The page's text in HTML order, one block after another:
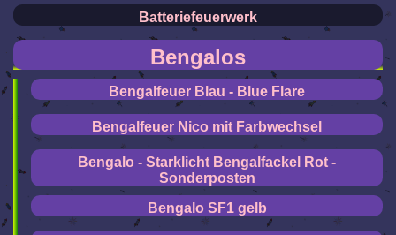
Batteriefeuerwerk
Bengalos
Bengalfeuer Blau - Blue Flare
Bengalfeuer Nico mit Farbwechsel
Bengalo - Starklicht Bengalfackel Rot -
Sonderposten
Bengalo SF1 gelb